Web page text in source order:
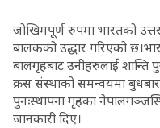
जोखिमपूर्ण रुपमा भारतको
बालकको उद्धार गरिएको
बालगृहबाट उनीहरुलाई शान्ति
क्रस संस्थाको समन्वयमा बुधबार
पुनःस्थापना गृहका
जानकारी दिए।